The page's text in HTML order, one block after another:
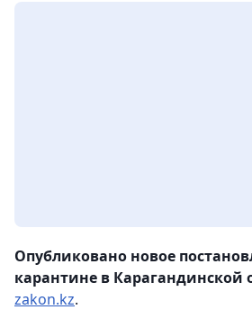
Опубликовано новое
карантине в Карагандинской
zakon.kz.